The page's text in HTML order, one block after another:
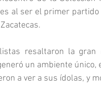
al ser el primer
resaltaron la gran
un ambiente
a ver a sus ídolas, y